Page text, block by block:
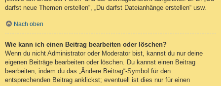
darfst neue Themen erstellen“, „Du darfst Dateianhänge erstellen“ usw.
Nach oben
Wie kann ich einen Beitrag bearbeiten oder löschen?
Wenn du nicht Administrator oder Moderator bist, kannst du nur deine
eigenen Beiträge bearbeiten oder löschen. Du kannst einen Beitrag
bearbeiten, indem du das „Ändere Beitrag“-Symbol für den
entsprechenden Beitrag anklickst; eventuell ist dies nur für einen